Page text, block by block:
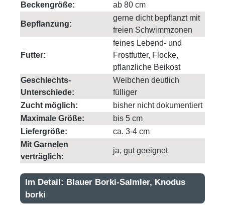
Beckengröße:
ab 80 cm
Bepflanzung:
gerne dicht bepflanzt mit
freien Schwimmzonen
Futter:
feines Lebend- und
Frostfutter, Flocke,
pflanzliche Beikost
Geschlechts-
Unterschiede:
Weibchen deutlich
fülliger
Zucht möglich:
bisher nicht dokumentiert
Maximale Größe:
bis 5 cm
Liefergröße:
ca. 3-4 cm
Mit Garnelen
verträglich:
ja, gut geeignet
Im Detail: Blauer Borki-Salmler, Knodus
borki